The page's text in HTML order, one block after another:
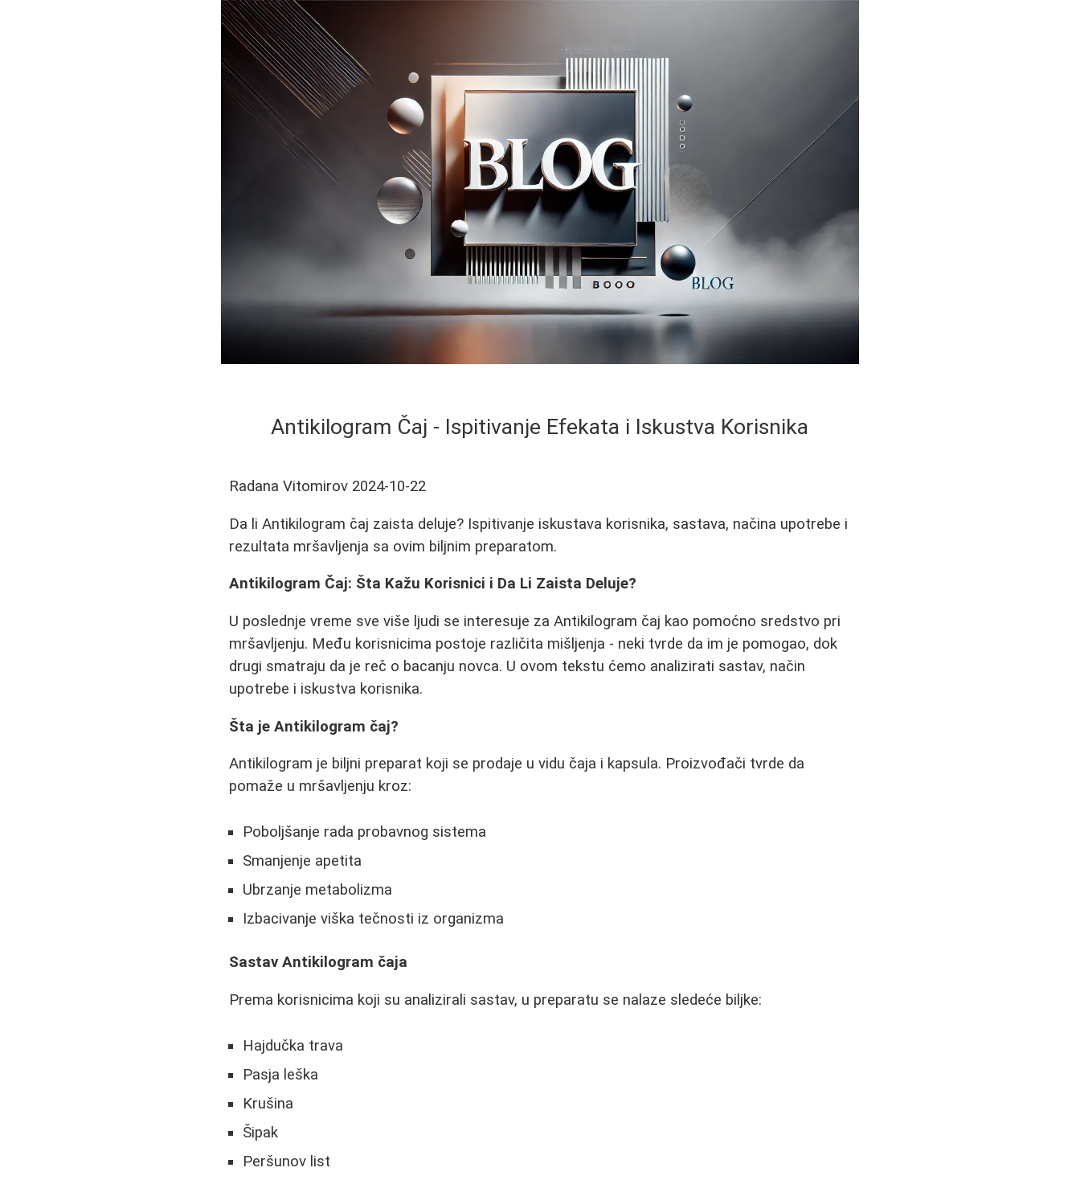
Antikilogram Čaj - Ispitivanje Efekata i Iskustva Korisnika
Radana Vitomirov 2024-10-22
Da li Antikilogram čaj zaista deluje? Ispitivanje iskustava korisnika, sastava, načina upotrebe i
rezultata mršavljenja sa ovim biljnim preparatom.
Antikilogram Čaj: Šta Kažu Korisnici i Da Li Zaista Deluje?
U poslednje vreme sve više ljudi se interesuje za Antikilogram čaj kao pomoćno sredstvo pri
mršavljenju. Među korisnicima postoje različita mišljenja - neki tvrde da im je pomogao, dok
drugi smatraju da je reč o bacanju novca. U ovom tekstu ćemo analizirati sastav, način
upotrebe i iskustva korisnika.
Šta je Antikilogram čaj?
Antikilogram je biljni preparat koji se prodaje u vidu čaja i kapsula. Proizvođači tvrde da
pomaže u mršavljenju kroz:
Poboljšanje rada probavnog sistema
Smanjenje apetita
Ubrzanje metabolizma
Izbacivanje viška tečnosti iz organizma
Sastav Antikilogram čaja
Prema korisnicima koji su analizirali sastav, u preparatu se nalaze sledeće biljke:
Hajdučka trava
Pasja leška
Krušina
Šipak
Peršunov list